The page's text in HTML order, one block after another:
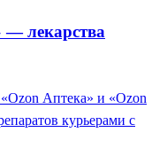
— лекарства
Аптека» и «Ozon
курьерами с